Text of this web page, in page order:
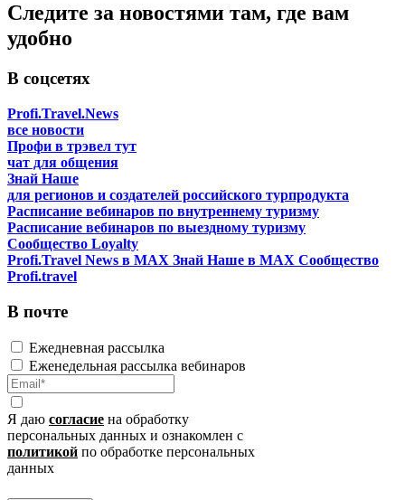
Следите за новостями там, где вам
удобно
В соцсетях
Profi.Travel.News
все новости
Профи в трэвел тут
чат для общения
Знай Наше
для регионов и создателей российского турпродукта
Расписание вебинаров по внутреннему туризму
Расписание вебинаров по выездному туризму
Сообщество Loyalty
Profi.Travel News в MAX Знай Наше в MAX Сообщество
Profi.travel
В почте
Ежедневная рассылка
Еженедельная рассылка вебинаров
Я даю согласие на обработку
персональных данных и ознакомлен с
политикой по обработке персональных
данных